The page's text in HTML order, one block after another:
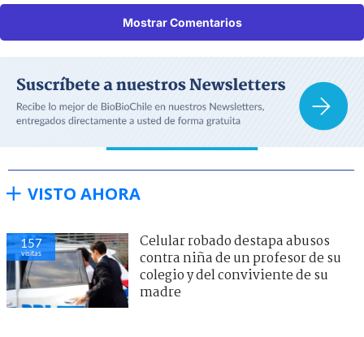
Mostrar Comentarios
VISTO AHORA
157
visitas
Celular robado destapa abusos
contra niña de un profesor de su
colegio y del conviviente de su
madre